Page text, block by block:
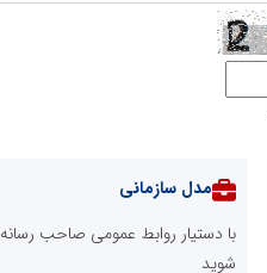
مدل سازمانی
با دستیار روابط عمومی صاحب رسانه
شوید